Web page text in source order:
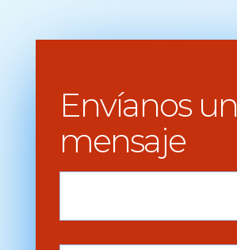
Envíanos un
mensaje